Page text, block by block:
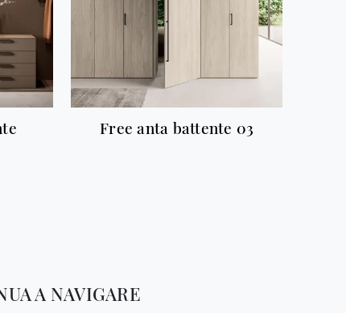
Free anta battente 03
A NAVIGARE